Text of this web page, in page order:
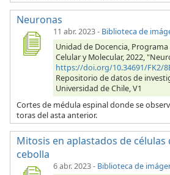
Neuronas
11 abr. 2023- Biblioteca de
Unidad de Docencia,
Celular y Molecular, 2022,
https://doi.org/10.34691/FK2/
Repositorio de datos de
Universidad de Chile, V1
Cortes de médula espinal donde se
toras del asta anterior.
Mitosis en aplastados de células
cebolla
6 abr. 2023- Biblioteca de